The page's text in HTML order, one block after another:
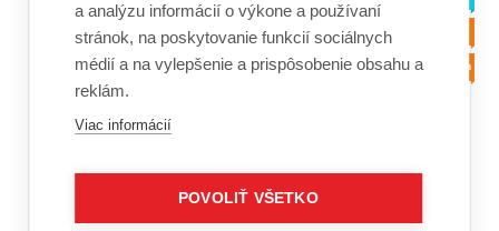
a analýzu informácií o výkone a používaní
stránok, na poskytovanie funkcií sociálnych
médií a na vylepšenie a prispôsobenie obsahu a
reklám.
Viac informácií
POVOLIŤ VŠETKO